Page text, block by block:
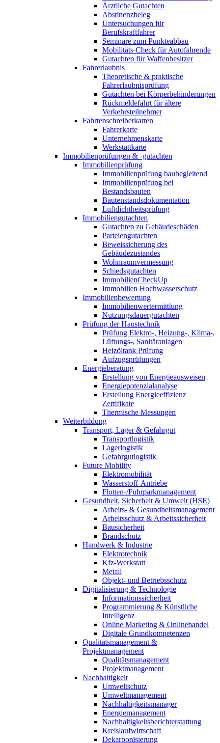
Ärztliche Gutachten
Abstinenzbeleg
Untersuchungen für
Berufskraftfahrer
Seminare zum Punkteabbau
Mobilitäts-Check für Autofahrende
Gutachten für Waffenbesitzer
Fahrerlaubnis
Theoretische & praktische
Fahrerlaubnisprüfung
Gutachten bei Körperbehinderungen
Rückmeldefahrt für ältere
Verkehrsteilnehmer
Fahrtenschreiberkarten
Fahrerkarte
Unternehmenskarte
Werkstattkarte
Immobilienprüfungen & -gutachten
Immobilienprüfung
Immobilienprüfung baubegleitend
Immobilienprüfung bei
Bestandsbauten
Bautenstandsdokumentation
Luftdichtheitsprüfung
Immobiliengutachten
Gutachten zu Gebäudeschäden
Parteiengutachten
Beweissicherung des
Gebäudezustandes
Wohnraumvermessung
Schiedsgutachten
ImmobilienCheckUp
Immobilien Hochwasserschutz
Immobilienbewertung
Immobilienwertermittlung
Nutzungsdauergutachten
Prüfung der Haustechnik
Prüfung Elektro-, Heizung-, Klima-,
Lüftungs-, Sanitäranlagen
Heizöltank Prüfung
Aufzugsprüfungen
Energieberatung
Erstellung von Energieausweisen
Energiepotenzialanalyse
Erstellung Energieeffizienz
Zertifikate
Thermische Messungen
Weiterbildung
Transport, Lager & Gefahrgut
Transportlogistik
Lagerlogistik
Gefahrgutlogistik
Future Mobility
Elektromobilität
Wasserstoff-Antriebe
Flotten-/Fuhrparkmanagement
Gesundheit, Sicherheit & Umwelt (HSE)
Arbeits- & Gesundheitsmanagement
Arbeitsschutz & Arbeitssicherheit
Bausicherheit
Brandschutz
Handwerk & Industrie
Elektrotechnik
Kfz-Werkstatt
Metall
Objekt- und Betriebsschutz
Digitalisierung & Technologie
Informationssicherheit
Programmierung & Künstliche
Intelligenz
Online Marketing & Onlinehandel
Digitale Grundkompetenzen
Qualitätsmanagement &
Projektmanagement
Qualitätsmanagement
Projektmanagement
Nachhaltigkeit
Umweltschutz
Umweltmanagement
Nachhaltigkeitsmanager
Energiemanagement
Nachhaltigkeitsberichterstattung
Kreislaufwirtschaft
Dekarbonisierung